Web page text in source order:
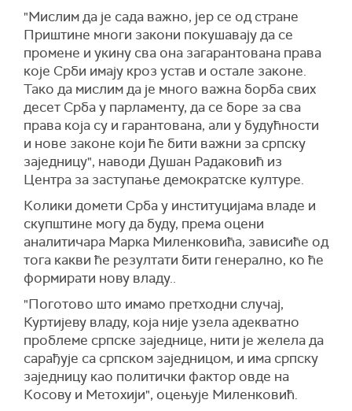
"Мислим да је сада важно, јер се од стране
Приштине многи закони покушавају да се
промене и укину сва она загарантована права
које Срби имају кроз устав и остале законе.
Тако да мислим да је много важна борба свих
десет Срба у парламенту, да се боре за сва
права која су и гарантована, али у будућности
и нове законе који ће бити важни за српску
заједницу", наводи Душан Радаковић из
Центра за заступање демократске културе.
Колики домети Срба у институцијама владе и
скупштине могу да буду, према оцени
аналитичара Марка Миленковића, зависиће од
тога какви ће резултати бити генерално, ко ће
формирати нову владу..
"Поготово што имамо претходни случај,
Куртијеву владу, која није узела адекватно
проблеме српске заједнице, нити је желела да
сарађује са српском заједницом, и има српску
заједницу као политички фактор овде на
Косову и Метохији", оцењује Миленковић.